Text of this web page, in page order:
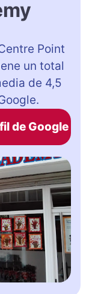
Point
un total
de 4,5
de Google